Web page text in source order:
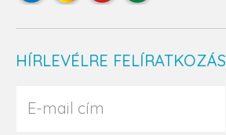
HÍRLEVÉLRE FELÍRATKOZÁS